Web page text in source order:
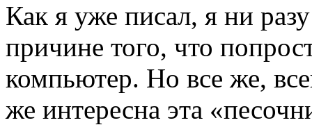
Как я уже писал, я ни
причине того, что
компьютер. Но все же,
же интересна эта